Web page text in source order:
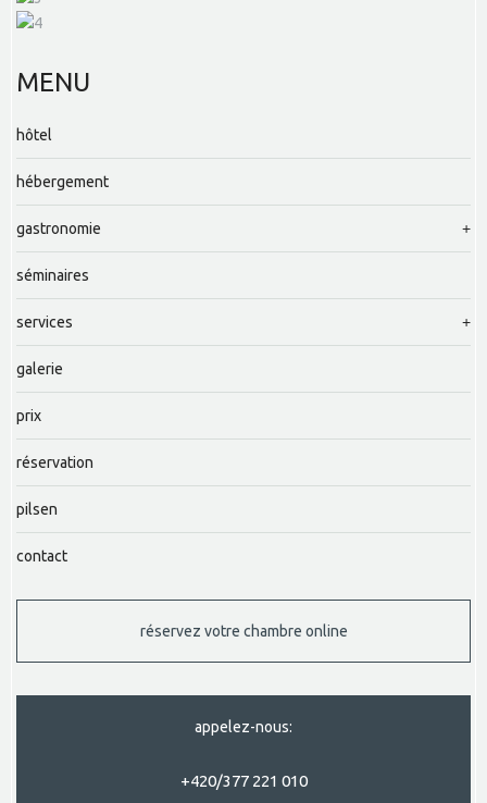
MENU
hôtel
hébergement
gastronomie
séminaires
services
galerie
prix
réservation
pilsen
contact
réservez votre chambre online
appelez-nous:
+420/377 221 010